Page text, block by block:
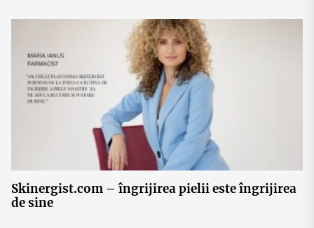
Skinergist.com – îngrijirea pielii este îngrijirea
de sine